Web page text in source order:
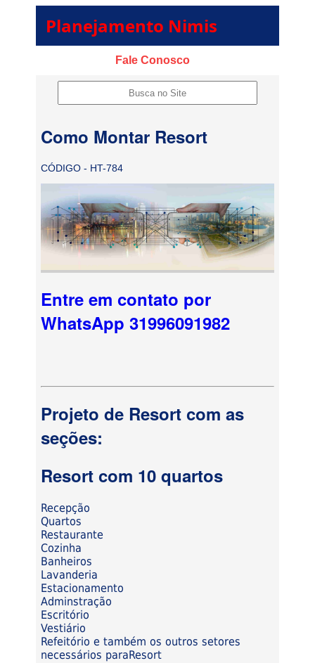
Planejamento Nimis
Fale Conosco
Como Montar Resort
CÓDIGO - HT-784
Entre em contato por
WhatsApp 31996091982
Projeto de Resort com as
seções:
Resort com 10 quartos
Recepção
Quartos
Restaurante
Cozinha
Banheiros
Lavanderia
Estacionamento
Adminstração
Escritório
Vestiário
Refeitório e também os outros setores
necessários paraResort